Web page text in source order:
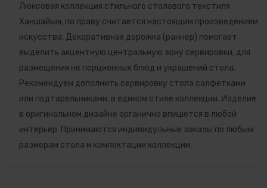
Люксовая коллекция стильного столового текстиля
Ханшайым, по праву считается настоящим произведением
искусства. Декоративная дорожка (раннер) помогает
выделить акцентную центральную зону сервировки, для
размещения не порционных блюд и украшений стола.
Рекомендуем дополнить сервировку стола салфетками
или подтарельниками, в едином стиле коллекции. Изделие
в оригинальном дизайне органично впишется в любой
интерьер. Принимаются индивидульные заказы по любым
размерам стола и комлектации коллекции.